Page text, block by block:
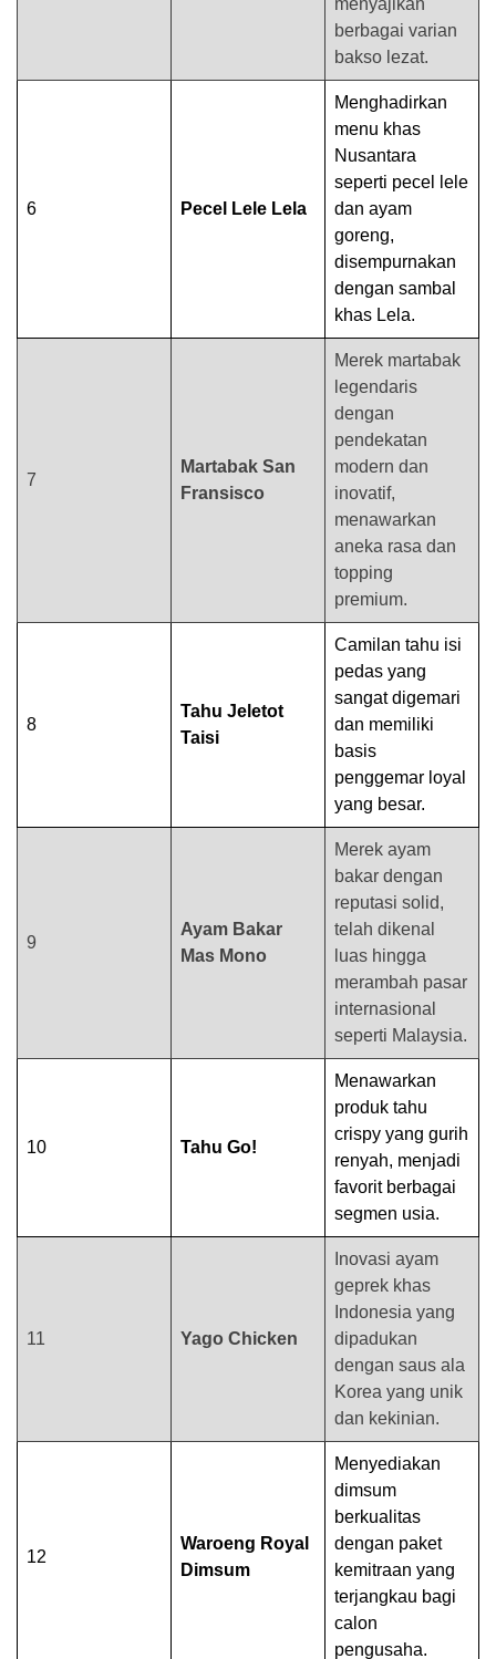
menyajikan
berbagai varian
bakso lezat.
6 Pecel Lele Lela
Menghadirkan
menu khas
Nusantara
seperti pecel lele
dan ayam
goreng,
disempurnakan
dengan sambal
khas Lela.
7
Martabak San
Fransisco
Merek martabak
legendaris
dengan
pendekatan
modern dan
inovatif,
menawarkan
aneka rasa dan
topping
premium.
8
Tahu Jeletot
Taisi
Camilan tahu isi
pedas yang
sangat digemari
dan memiliki
basis
penggemar loyal
yang besar.
9
Ayam Bakar
Mas Mono
Merek ayam
bakar dengan
reputasi solid,
telah dikenal
luas hingga
merambah pasar
internasional
seperti Malaysia.
10 Tahu Go!
Menawarkan
produk tahu
crispy yang gurih
renyah, menjadi
favorit berbagai
segmen usia.
11 Yago Chicken
Inovasi ayam
geprek khas
Indonesia yang
dipadukan
dengan saus ala
Korea yang unik
dan kekinian.
12
Waroeng Royal
Dimsum
Menyediakan
dimsum
berkualitas
dengan paket
kemitraan yang
terjangkau bagi
calon
pengusaha.